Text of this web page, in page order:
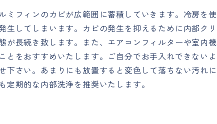
ミフィンのカビが広範囲に蓄積していきます。冷房を使
してしまいます。カビの発生を抑えるために内部クリ
が長続き致します。また、エアコンフィルターや室内機
とをおすすめいたします。ご自分でお手入れできないよ
下さい。あまりにも放置すると変色して落ちない汚れに
期的な内部洗浄を推奨いたします。